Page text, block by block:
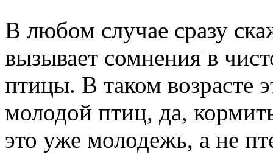
В любом случае сразу
вызывает сомнения в
птицы. В таком возрасте
молодой птиц, да,
это уже молодежь, а не